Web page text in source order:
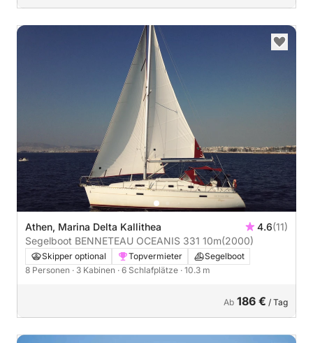
Athen, Marina Delta Kallithea 4.6(11)
Segelboot BENNETEAU OCEANIS 331 10m(2000)
Skipper optional Topvermieter
Segelboot
8 Personen · 3 Kabinen · 6 Schlafplätze · 10.3 m
Ab 186 € / Tag